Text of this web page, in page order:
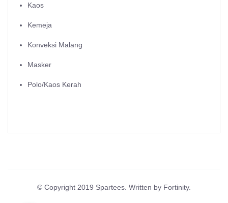
Kaos
Kemeja
Konveksi Malang
Masker
Polo/Kaos Kerah
© Copyright 2019 Spartees. Written by Fortinity.